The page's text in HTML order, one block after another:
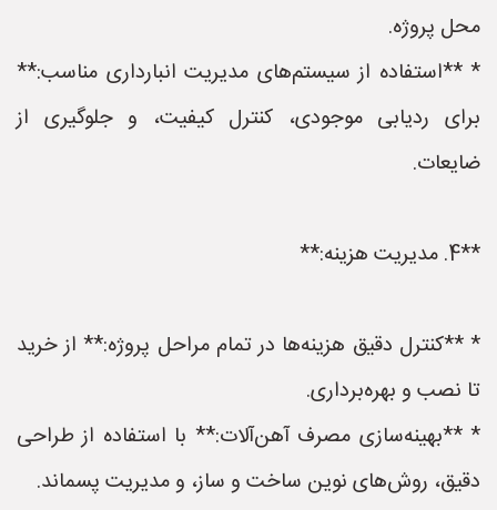
محل پروژه.
* **استفاده از سیستم‌های مدیریت انبارداری مناسب:**
برای ردیابی موجودی، کنترل کیفیت، و جلوگیری از
ضایعات.
**4. مدیریت هزینه:**
* **کنترل دقیق هزینه‌ها در تمام مراحل پروژه:** از خرید
تا نصب و بهره‌برداری.
* **بهینه‌سازی مصرف آهن‌آلات:** با استفاده از طراحی
دقیق، روش‌های نوین ساخت و ساز، و مدیریت پسماند.